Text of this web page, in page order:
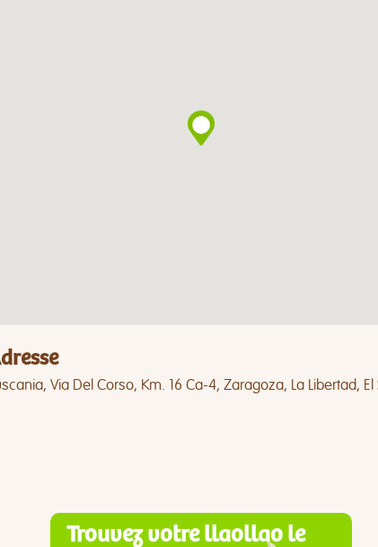
Via Del Corso, Km. 16 Ca-4, Zaragoza, La Libertad, El
Trouvez votre llaollao le